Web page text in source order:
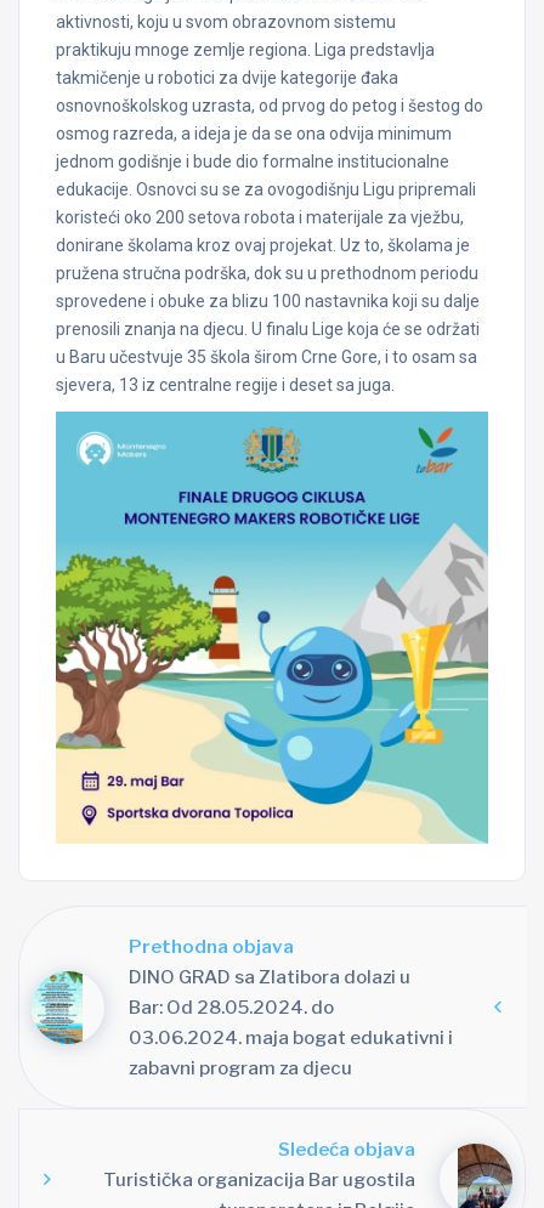
aktivnosti, koju u svom obrazovnom sistemu
praktikuju mnoge zemlje regiona. Liga predstavlja
takmičenje u robotici za dvije kategorije đaka
osnovnoškolskog uzrasta, od prvog do petog i šestog do
osmog razreda, a ideja je da se ona odvija minimum
jednom godišnje i bude dio formalne institucionalne
edukacije. Osnovci su se za ovogodišnju Ligu pripremali
koristeći oko 200 setova robota i materijale za vježbu,
donirane školama kroz ovaj projekat. Uz to, školama je
pružena stručna podrška, dok su u prethodnom periodu
sprovedene i obuke za blizu 100 nastavnika koji su dalje
prenosili znanja na djecu. U finalu Lige koja će se održati
u Baru učestvuje 35 škola širom Crne Gore, i to osam sa
sjevera, 13 iz centralne regije i deset sa juga.
Prethodna objava
DINO GRAD sa Zlatibora dolazi u
Bar: Od 28.05.2024. do
03.06.2024. maja bogat edukativni i
zabavni program za djecu
Sledeća objava
Turistička organizacija Bar ugostila